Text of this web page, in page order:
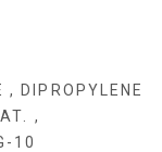
DIPROPYLENE
,
10